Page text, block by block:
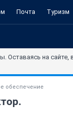
Почта Туризм
Оставаясь на
обеспечение